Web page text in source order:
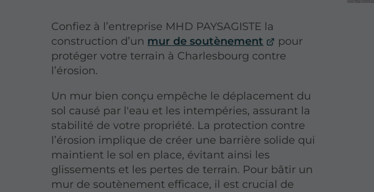
Confiez à l’entreprise MHD PAYSAGISTE la
construction d’un mur de soutènement
pour
protéger votre terrain à Charlesbourg contre
l’érosion.
Un mur bien conçu empêche le déplacement du
sol causé par l'eau et les intempéries, assurant la
stabilité de votre propriété. La protection contre
l’érosion implique de créer une barrière solide qui
maintient le sol en place, évitant ainsi les
glissements et les pertes de terrain. Pour bâtir un
mur de soutènement efficace, il est crucial de